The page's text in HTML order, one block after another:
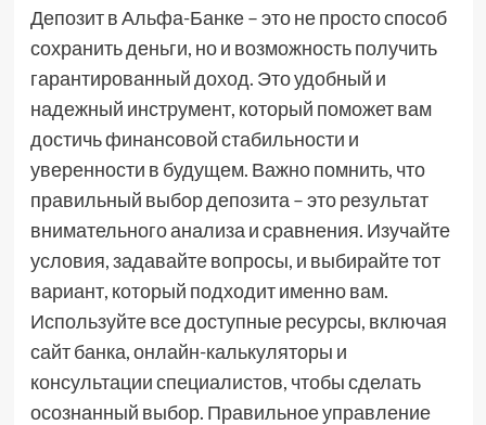
Депозит в Альфа-Банке – это не просто способ
сохранить деньги, но и возможность получить
гарантированный доход. Это удобный и
надежный инструмент, который поможет вам
достичь финансовой стабильности и
уверенности в будущем. Важно помнить, что
правильный выбор депозита – это результат
внимательного анализа и сравнения. Изучайте
условия, задавайте вопросы, и выбирайте тот
вариант, который подходит именно вам.
Используйте все доступные ресурсы, включая
сайт банка, онлайн-калькуляторы и
консультации специалистов, чтобы сделать
осознанный выбор. Правильное управление